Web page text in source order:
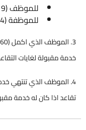
للموظف (19) سنة و(6) أشهر
للموظفة (14) سنة و(6) أشهر
خدمة مقبولة لغايات التقاعد (15) سنة
4. الموظف الذي تنتهي
تقاعد اذا كان له خدمة مقبولة